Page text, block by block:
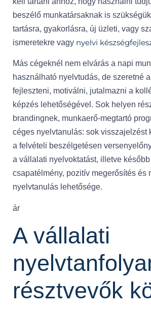
beszélő munkatársaknak is
tartásra, gyakorlásra, új üzleti, vagy
ismeretekre vagy nyelvi
Más cégeknél nem elvárás a napi
használható nyelvtudás, de szeretné
fejleszteni, motiválni, jutalmazni a
képzés lehetőségével. Sok helyen
brandingnek, munkaerő-megtartó
céges nyelvtanulás: sok visszajelzést
a felvételi beszélgetésen
a vállalati nyelvoktatást, illetve
csapatélmény, pozitív megerősítés és
nyelvtanulás lehetősége.
ár
A vállalati
résztvevők